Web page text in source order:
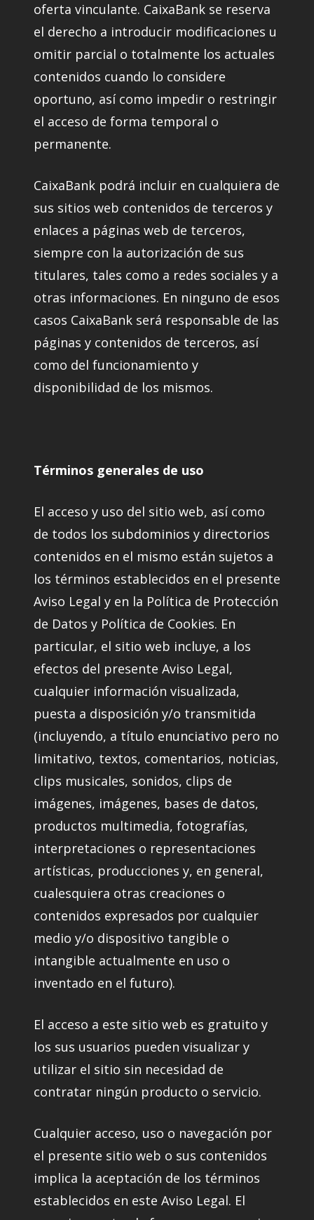
oferta vinculante. CaixaBank se reserva
el derecho a introducir modificaciones u
omitir parcial o totalmente los actuales
contenidos cuando lo considere
oportuno, así como impedir o restringir
el acceso de forma temporal o
permanente.
CaixaBank podrá incluir en cualquiera de
sus sitios web contenidos de terceros y
enlaces a páginas web de terceros,
siempre con la autorización de sus
titulares, tales como a redes sociales y a
otras informaciones. En ninguno de esos
casos CaixaBank será responsable de las
páginas y contenidos de terceros, así
como del funcionamiento y
disponibilidad de los mismos.
Términos generales de uso
El acceso y uso del sitio web, así como
de todos los subdominios y directorios
contenidos en el mismo están sujetos a
los términos establecidos en el presente
Aviso Legal y en la Política de Protección
de Datos y Política de Cookies. En
particular, el sitio web incluye, a los
efectos del presente Aviso Legal,
cualquier información visualizada,
puesta a disposición y/o transmitida
(incluyendo, a título enunciativo pero no
limitativo, textos, comentarios, noticias,
clips musicales, sonidos, clips de
imágenes, imágenes, bases de datos,
productos multimedia, fotografías,
interpretaciones o representaciones
artísticas, producciones y, en general,
cualesquiera otras creaciones o
contenidos expresados por cualquier
medio y/o dispositivo tangible o
intangible actualmente en uso o
inventado en el futuro).
El acceso a este sitio web es gratuito y
los sus usuarios pueden visualizar y
utilizar el sitio sin necesidad de
contratar ningún producto o servicio.
Cualquier acceso, uso o navegación por
el presente sitio web o sus contenidos
implica la aceptación de los términos
establecidos en este Aviso Legal. El